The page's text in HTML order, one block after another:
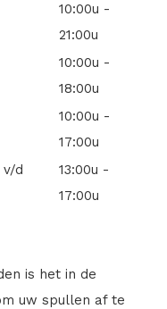
10:00u -
21:00u
10:00u -
18:00u
10:00u -
17:00u
d
13:00u -
17:00u
is het in de
uw spullen af te